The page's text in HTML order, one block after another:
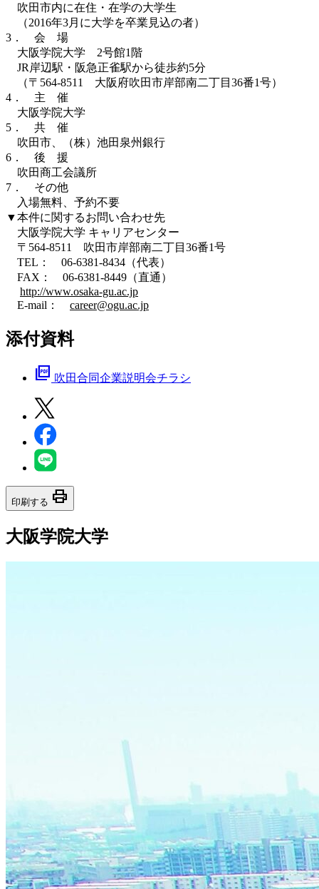
吹田市内に在住・在学の大学生
（2016年3月に大学を卒業見込の者）
3． 会 場
大阪学院大学 2号館1階
JR岸辺駅・阪急正雀駅から徒歩約5分
（〒564-8511 大阪府吹田市岸部南二丁目36番1号）
4． 主 催
大阪学院大学
5． 共 催
吹田市、（株）池田泉州銀行
6． 後 援
吹田商工会議所
7． その他
入場無料、予約不要
▼本件に関するお問い合わせ先
大阪学院大学 キャリアセンター
〒564-8511 吹田市岸部南二丁目36番1号
TEL： 06-6381-8434（代表）
FAX： 06-6381-8449（直通）
http://www.osaka-gu.ac.jp
E-mail： career@ogu.ac.jp
添付資料
picture_as_pdf 吹田合同企業説明会チラシ
印刷する print
大阪学院大学